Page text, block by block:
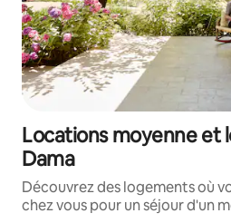
Locations moyenne et
Dama
Découvrez des logements où
chez vous pour un séjour d'un